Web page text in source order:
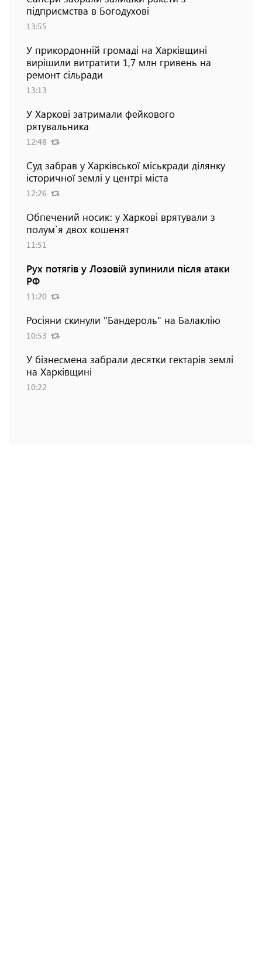
підприємства в Богодухові
13:55
У прикордонній громаді на Харківщині
вирішили витратити 1,7 млн гривень на
ремонт сільради
13:13
У Харкові затримали фейкового
рятувальника
12:48
Суд забрав у Харківської міськради ділянку
історичної землі у центрі міста
12:26
Обпечений носик: у Харкові врятували з
полум`я двох кошенят
11:51
Рух потягів у Лозовій зупинили після атаки
РФ
11:20
Росіяни скинули "Бандероль" на Балаклію
10:53
У бізнесмена забрали десятки гектарів землі
на Харківщині
10:22